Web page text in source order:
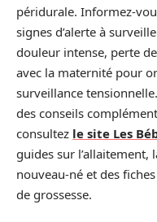
péridurale. Informez-
signes d’alerte à
douleur intense, perte
avec la maternité pour
surveillance
des conseils
consultez le site Les
guides sur l’allaitement,
nouveau-né et des
de grossesse.